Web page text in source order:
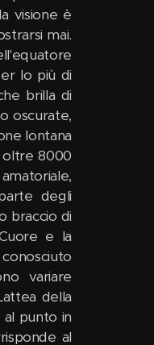
visione è
mai.
lo più di
brilla di
oscurate,
lontana
oltre 8000
degli
braccio di
e la
variare
della
punto in
al